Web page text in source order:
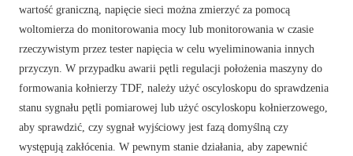
wartość graniczną, napięcie sieci można zmierzyć za pomocą
woltomierza do monitorowania mocy lub monitorowania w czasie
rzeczywistym przez tester napięcia w celu wyeliminowania innych
przyczyn. W przypadku awarii pętli regulacji położenia maszyny do
formowania kołnierzy TDF, należy użyć oscyloskopu do sprawdzenia
stanu sygnału pętli pomiarowej lub użyć oscyloskopu kołnierzowego,
aby sprawdzić, czy sygnał wyjściowy jest fazą domyślną czy
występują zakłócenia. W pewnym stanie działania, aby zapewnić